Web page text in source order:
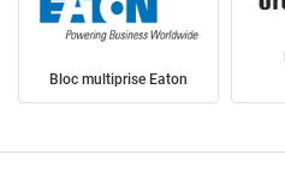
Bloc multiprise Eaton